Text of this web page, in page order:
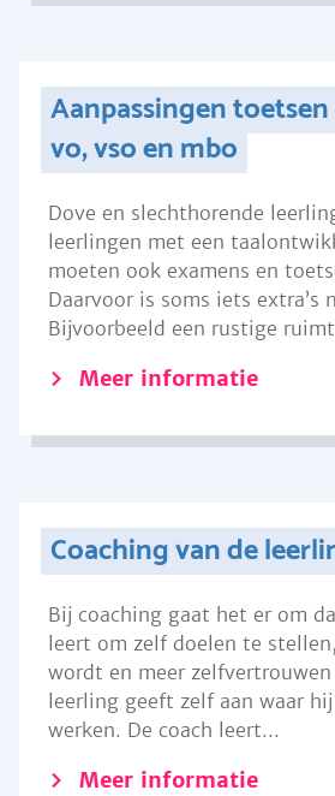
Aanpassingen
vo, vso en mbo
Dove en slechthorende
leerlingen met een
moeten ook examens en
Daarvoor is soms iets extra’s
Bijvoorbeeld een rustige
Meer informatie
Coaching van de
Bij coaching gaat het er om
leert om zelf doelen te
wordt en meer
leerling geeft zelf aan waar
werken. De coach leert...
Meer informatie